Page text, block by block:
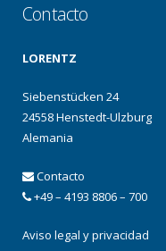
Contacto
LORENTZ
Siebenstücken 24
24558 Henstedt-Ulzburg
Alemania
Contacto
+49 – 4193 8806 – 700
Aviso legal y privacidad